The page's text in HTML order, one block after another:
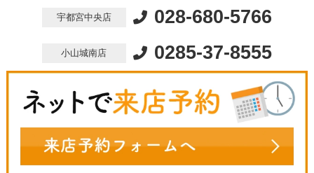
宇都宮中央店 028-680-5766
小山城南店 0285-37-8555